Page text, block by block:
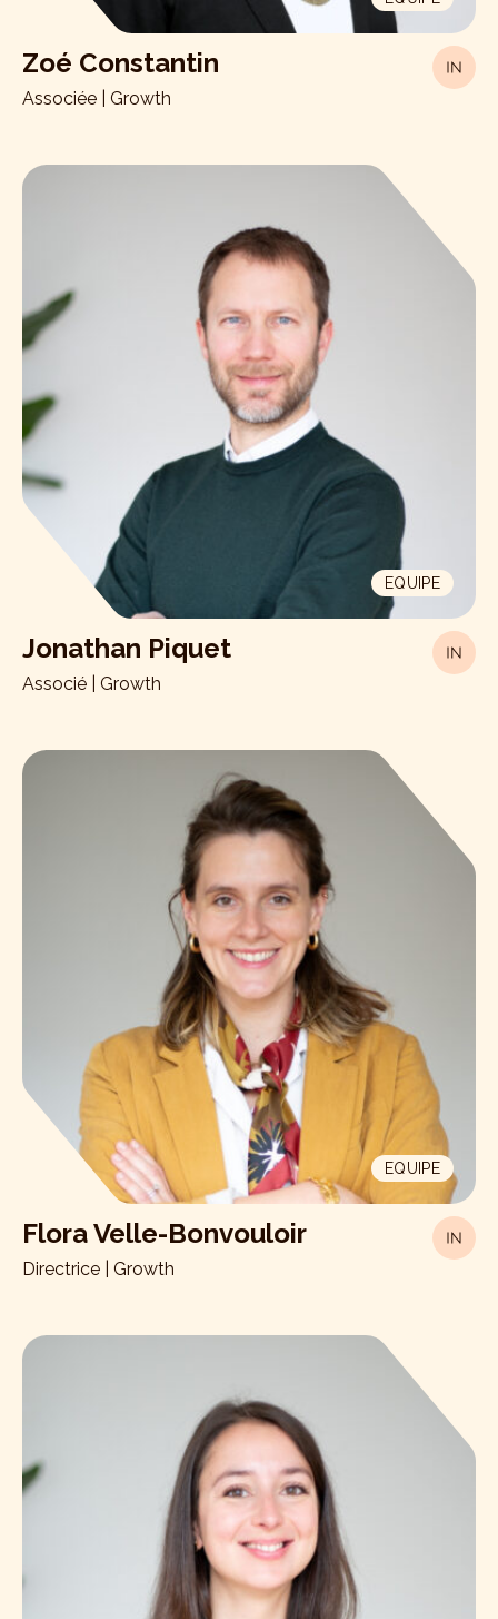
Zoé Constantin
Associée | Growth
EQUIPE
Jonathan Piquet
Associé | Growth
EQUIPE
Flora Velle-Bonvouloir
Directrice | Growth